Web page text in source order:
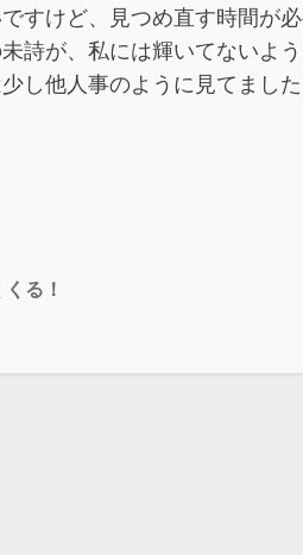
すけど、見つめ直す時間が
が、私には輝いてないよ
し他人事のように見てました
る！